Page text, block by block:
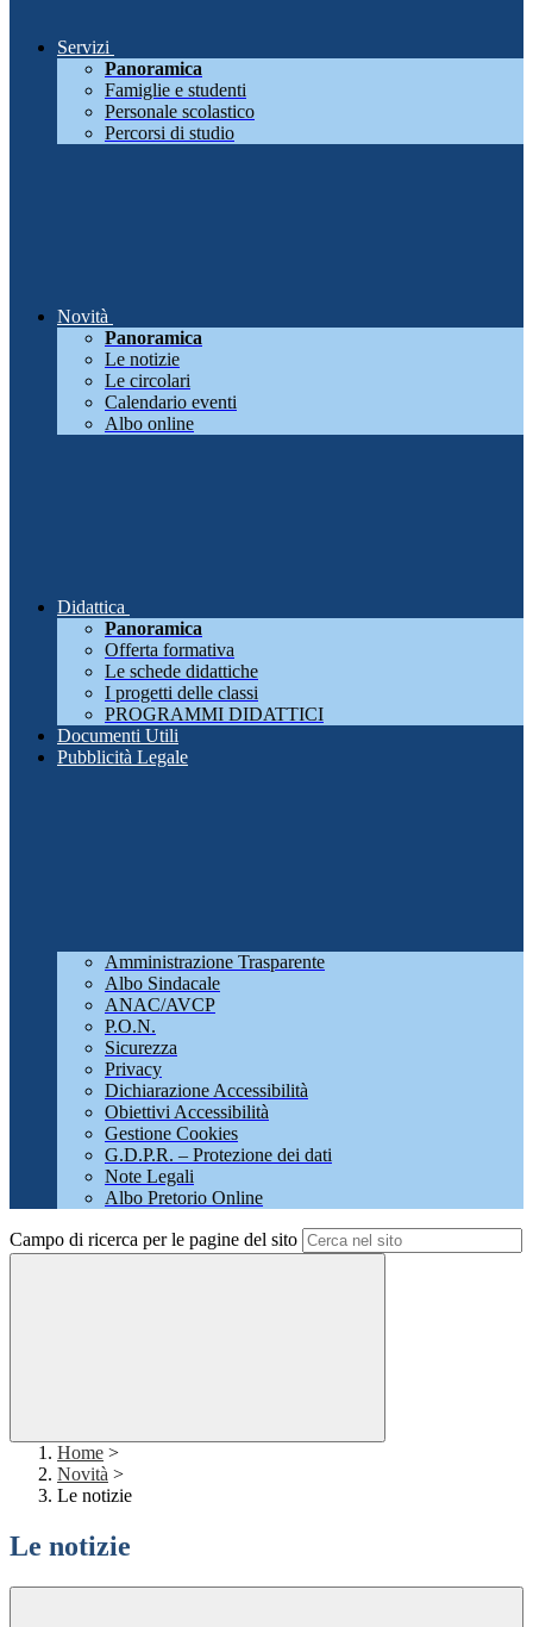
Servizi
Panoramica
Famiglie e studenti
Personale scolastico
Percorsi di studio
Novità
Panoramica
Le notizie
Le circolari
Calendario eventi
Albo online
Didattica
Panoramica
Offerta formativa
Le schede didattiche
I progetti delle classi
PROGRAMMI DIDATTICI
Documenti Utili
Pubblicità Legale
Amministrazione Trasparente
Albo Sindacale
ANAC/AVCP
P.O.N.
Sicurezza
Privacy
Dichiarazione Accessibilità
Obiettivi Accessibilità
Gestione Cookies
G.D.P.R. – Protezione dei dati
Note Legali
Albo Pretorio Online
Campo di ricerca per le pagine del sito
Home >
Novità >
Le notizie
Le notizie